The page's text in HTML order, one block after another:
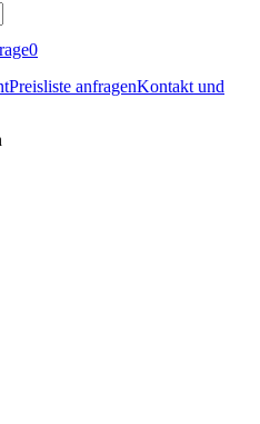
0
Preisliste anfragenKontakt und